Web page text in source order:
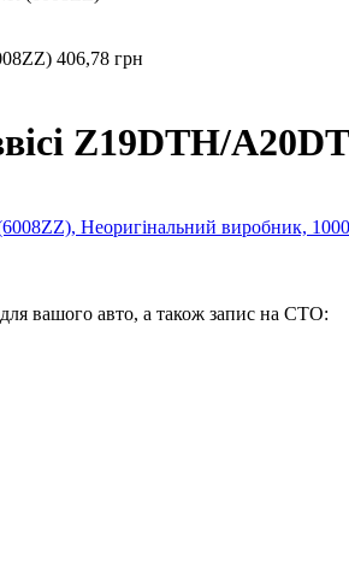
406,78 грн
Z19DTH/
вашого авто, а також запис на СТО: